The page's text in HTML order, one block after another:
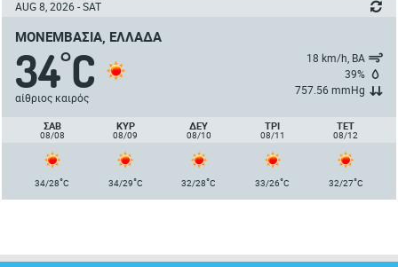
AUG 8, 2026 - SAT
ΜΟΝΕΜΒΑΣΙΆ, ΕΛΛΆΔΑ
34°C
αίθριος καιρός
18 km/h, ΒΑ
39%
757.56 mmHg
ΣΑΒ
08/08
ΚΥΡ
08/09
ΔΕΥ
08/10
ΤΡΙ
08/11
ΤΕΤ
08/12
34/28°C 34/29°C 32/28°C 33/26°C 32/27°C